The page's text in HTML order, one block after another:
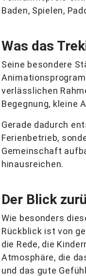
Baden, Spielen,
Was das
Seine besondere
verlässlichen
Begegnung, kleine
Gerade dadurch
Ferienbetrieb,
Gemeinschaft
hinausreichen.
Der Blick
Wie besonders
Rückblick ist von
die Rede, die
Atmosphäre, die
und das gute